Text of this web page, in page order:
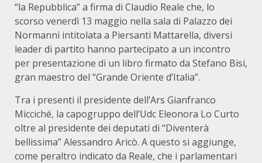
“la Repubblica” a firma di Claudio Reale che, lo
scorso venerdì 13 maggio nella sala di Palazzo dei
Normanni intitolata a Piersanti Mattarella, diversi
leader di partito hanno partecipato a un incontro
per presentazione di un libro firmato da Stefano Bisi,
gran maestro del “Grande Oriente d’Italia”.
Tra i presenti il presidente dell’Ars Gianfranco
Micciché, la capogruppo dell’Udc Eleonora Lo Curto
oltre al presidente dei deputati di “Diventerà
bellissima” Alessandro Aricò. A questo si aggiunge,
come peraltro indicato da Reale, che i parlamentari